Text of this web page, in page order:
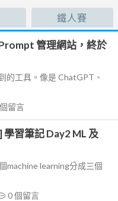
鐵人賽
管理網站，終於
的工具。像是 ChatGPT、
個留言
習筆記 Day2 ML 及
machine learning分成三個
0個留言